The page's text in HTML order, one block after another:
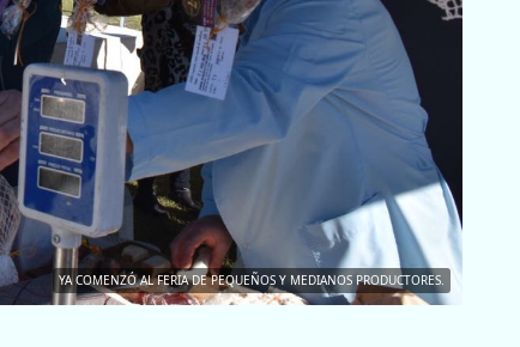
YA COMENZÓ AL FERIA DE PEQUEÑOS Y MEDIANOS PRODUCTORES.